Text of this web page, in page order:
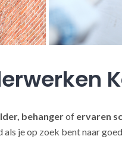
behangerof ervaren
als je op zoek bent naar